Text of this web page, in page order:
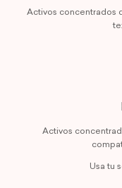
Activos concentrados
Activos
Usa tu